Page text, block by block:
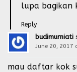
lupa bagikan
Reply
budimurniati
June 20, 2017
mau daftar kok